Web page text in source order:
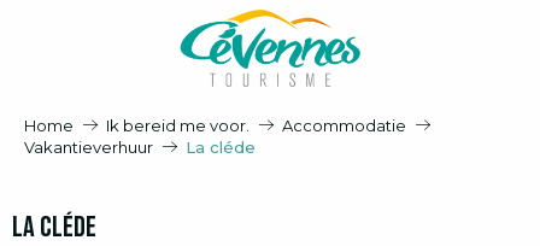
Home Ik bereid me voor.
Accommodatie
Vakantieverhuur
La cléde
La cléde